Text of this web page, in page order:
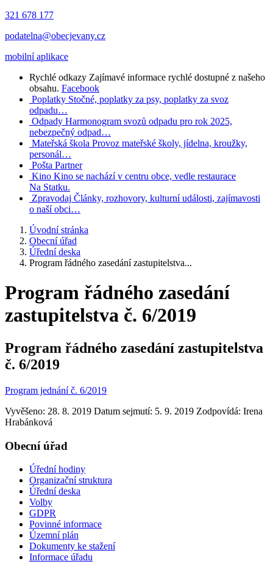
321 678 177
podatelna@obecjevany.cz
mobilní aplikace
Rychlé odkazy Zajímavé informace rychlé dostupné z našeho
obsahu. Facebook
Poplatky Stočné, poplatky za psy, poplatky za svoz
odpadu…
Odpady Harmonogram svozů odpadu pro rok 2025,
nebezpečný odpad…
Mateřská škola Provoz mateřské školy, jídelna, kroužky,
personál…
Pošta Partner
Kino Kino se nachází v centru obce, vedle restaurace
Na Statku.
Zpravodaj Články, rozhovory, kulturní události, zajímavosti
o naší obci…
Úvodní stránka
Obecní úřad
Úřední deska
Program řádného zasedání zastupitelstva...
Program řádného zasedání
zastupitelstva č. 6/2019
Program řádného zasedání zastupitelstva
č. 6/2019
Program jednání č. 6/2019
Vyvěšeno: 28. 8. 2019 Datum sejmutí: 5. 9. 2019 Zodpovídá: Irena
Hrabánková
Obecní úřad
Úřední hodiny
Organizační struktura
Úřední deska
Volby
GDPR
Povinné informace
Územní plán
Dokumenty ke stažení
Informace úřadu